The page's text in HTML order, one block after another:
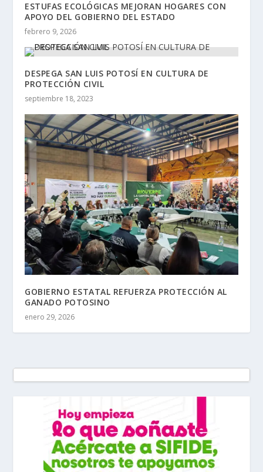
ESTUFAS ECOLÓGICAS MEJORAN HOGARES CON
APOYO DEL GOBIERNO DEL ESTADO
febrero 9, 2026
DESPEGA SAN LUIS POTOSÍ EN CULTURA DE
PROTECCIÓN CIVIL
septiembre 18, 2023
GOBIERNO ESTATAL REFUERZA PROTECCIÓN AL
GANADO POTOSINO
enero 29, 2026